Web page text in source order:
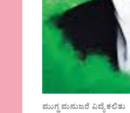
ಮುಗ್ಧ ಮನುಜರೆ ವಿದ್ಯೆ ಕಲಿತು